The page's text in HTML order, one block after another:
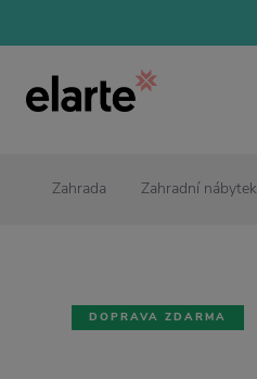
Zahrada Zahradní nábytek
DOPRAVA ZDARMA